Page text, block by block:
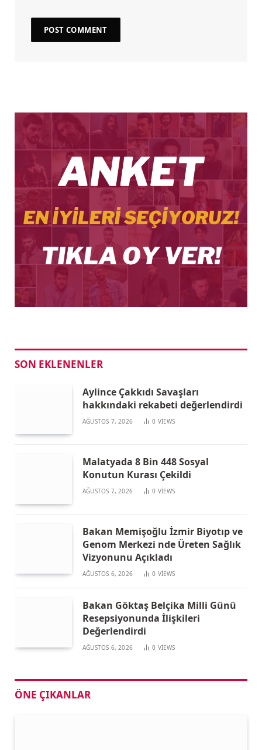
SON EKLENENLER
Aylince Çakkıdı Savaşları
hakkındaki rekabeti değerlendirdi
AĞUSTOS 7, 2026 0 VIEWS
Malatyada 8 Bin 448 Sosyal
Konutun Kurası Çekildi
AĞUSTOS 7, 2026 0 VIEWS
Bakan Memişoğlu İzmir Biyotıp ve
Genom Merkezi nde Üreten Sağlık
Vizyonunu Açıkladı
AĞUSTOS 6, 2026 0 VIEWS
Bakan Göktaş Belçika Milli Günü
Resepsiyonunda İlişkileri
Değerlendirdi
AĞUSTOS 6, 2026 0 VIEWS
ÖNE ÇIKANLAR